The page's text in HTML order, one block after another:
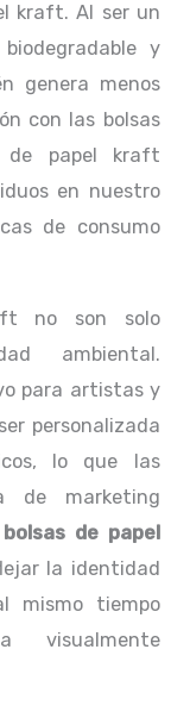
kraft. Al ser un
y
genera menos
con las bolsas
de papel kraft
en nuestro
de consumo
no son solo
ambiental.
para artistas y
personalizada
lo que las
de marketing
bolsas de papel
la identidad
mismo tiempo
visualmente